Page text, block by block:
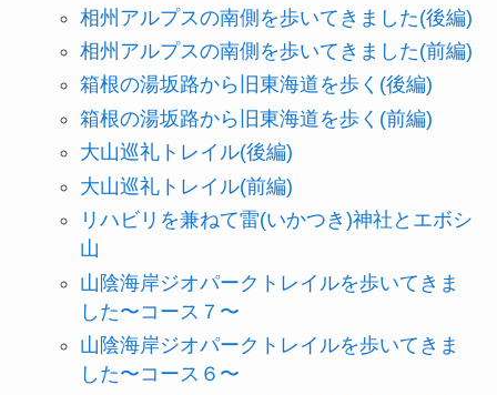
相州アルプスの南側を歩いてきました(後編)
相州アルプスの南側を歩いてきました(前編)
箱根の湯坂路から旧東海道を歩く(後編)
箱根の湯坂路から旧東海道を歩く(前編)
大山巡礼トレイル(後編)
大山巡礼トレイル(前編)
リハビリを兼ねて雷(いかつき)神社とエボシ
山
山陰海岸ジオパークトレイルを歩いてきま
した〜コース７〜
山陰海岸ジオパークトレイルを歩いてきま
した〜コース６〜